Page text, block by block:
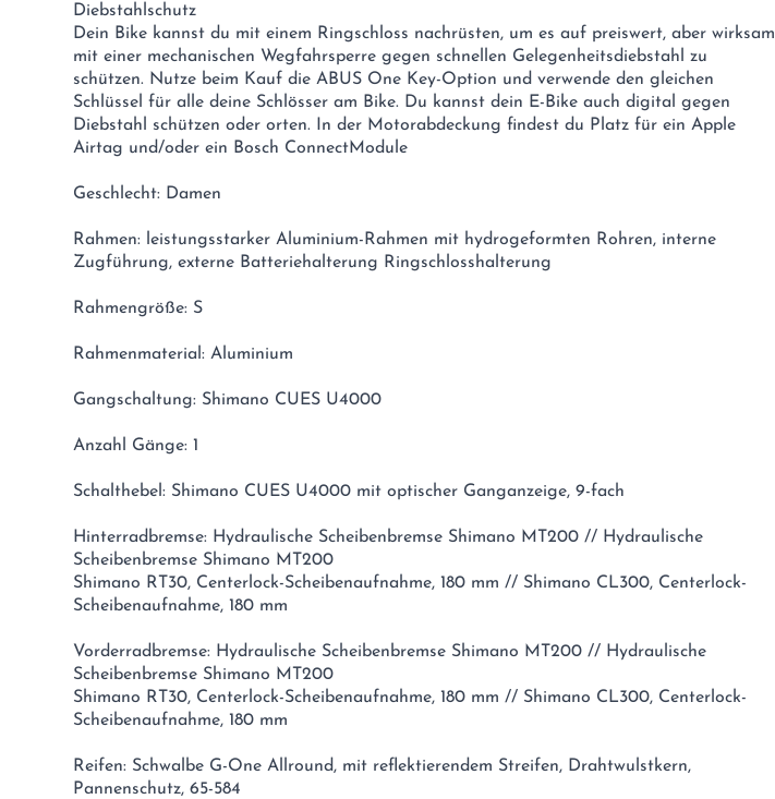
Diebstahlschutz
Dein Bike kannst du mit einem Ringschloss nachrüsten, um es auf preiswert, aber wirksam
mit einer mechanischen Wegfahrsperre gegen schnellen Gelegenheitsdiebstahl zu
schützen. Nutze beim Kauf die ABUS One Key-Option und verwende den gleichen
Schlüssel für alle deine Schlösser am Bike. Du kannst dein E-Bike auch digital gegen
Diebstahl schützen oder orten. In der Motorabdeckung findest du Platz für ein Apple
Airtag und/oder ein Bosch ConnectModule
Geschlecht: Damen
Rahmen: leistungsstarker Aluminium-Rahmen mit hydrogeformten Rohren, interne
Zugführung, externe Batteriehalterung Ringschlosshalterung
Rahmengröße: S
Rahmenmaterial: Aluminium
Gangschaltung: Shimano CUES U4000
Anzahl Gänge: 1
Schalthebel: Shimano CUES U4000 mit optischer Ganganzeige, 9-fach
Hinterradbremse: Hydraulische Scheibenbremse Shimano MT200 // Hydraulische
Scheibenbremse Shimano MT200
Shimano RT30, Centerlock-Scheibenaufnahme, 180 mm // Shimano CL300, Centerlock-
Scheibenaufnahme, 180 mm
Vorderradbremse: Hydraulische Scheibenbremse Shimano MT200 // Hydraulische
Scheibenbremse Shimano MT200
Shimano RT30, Centerlock-Scheibenaufnahme, 180 mm // Shimano CL300, Centerlock-
Scheibenaufnahme, 180 mm
Reifen: Schwalbe G-One Allround, mit reflektierendem Streifen, Drahtwulstkern,
Pannenschutz, 65-584